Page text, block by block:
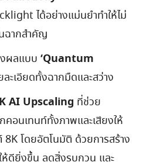
ได้อย่างแม่นยำทำให้ไม่
ฉากสำคัญ
งผลแบบ ‘Quantum
ละเอียดทั้งฉากมืดและสว่าง
AI Upscaling ที่ช่วย
อนเทนท์ทั้งภาพและเสียงให้
8K โดยอัตโนมัติ ด้วยการสร้าง
ห้ดียิ่งขึ้น ลดสิ่งรบกวน และ